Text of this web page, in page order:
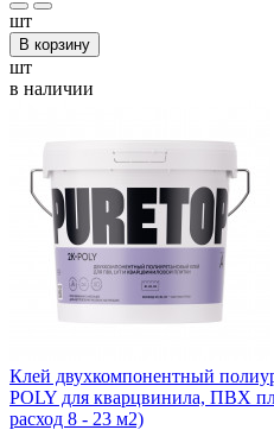
шт
В корзину
шт
в наличии
Клей двухкомпонентный
POLY для кварцвинила, ПВХ
расход 8 - 23 м2)